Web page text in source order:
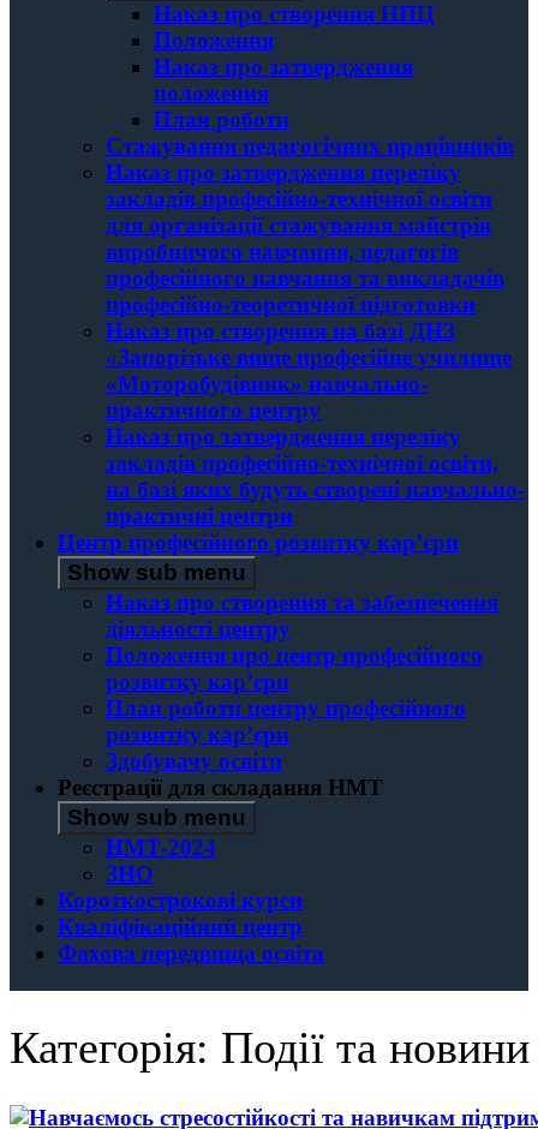
Наказ про створення НПЦ
Положення
Наказ про затвердження
положення
План роботи
Стажування педагогічних працівників
Наказ про затвердження переліку
закладів професійно-технічної освіти
для організації стажування майстрів
виробничого навчання, педагогів
професійного навчання та викладачів
професійно-теоретичної підготовки
Наказ про створення на базі ДНЗ
«Запорізьке вище професійне училище
«Моторобудівник» навчально-
практичного центру
Наказ про затвердження переліку
закладів професійно-технічної освіти,
на базі яких будуть створені навчально-
практичні центри
Центр професійного розвитку кар’єри
Show sub menu
Наказ про створення та забезпечення
діяльності центру
Положення про центр професійного
розвитку кар’єри
План роботи центру професійного
розвитку кар’єри
Здобувачу освіти
Реєстрації для складання НМТ
Show sub menu
НМТ-2024
ЗНО
Короткострокові курси
Кваліфікаційний центр
Фахова передвища освіта
Категорія: Події та новини